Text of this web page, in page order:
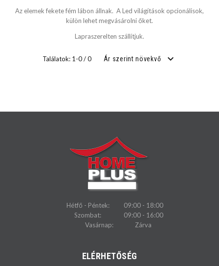
Az elemek fekete fém lábon állnak. A Led világítások opcionálisok,
külön lehet megvásárolni őket.
Lapraszerelten szállítjuk.
Találatok: 1-0 / 0 Ár szerint növekvő
Hétfő - Péntek:
09:00 - 18:00
Szombat:
09:00 - 16:00
Vasárnap:
Zárva
ELÉRHETŐSÉG